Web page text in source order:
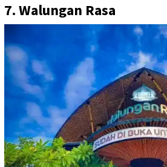
7. Walungan Rasa